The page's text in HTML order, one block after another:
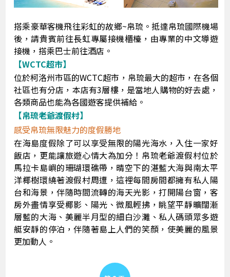
搭乘豪華客機飛往彩虹的故鄉~帛琉。抵達帛琉國際機場
後，請貴賓前往長虹專屬接機櫃檯，由專業的中文導遊
接機，搭乘巴士前往酒店。
【WCTC超市】
位於柯洛州市區的WCTC超市，帛琉最大的超市，在各個
社區也有分店，本店有3層樓，是當地人購物的好去處，
各類商品也能為各國遊客提供補給。
【帛琉老爺渡假村】
感受帛琉無限魅力的度假勝地
在海島度假除了可以享受無限的陽光海水，入住一家好
飯店，更能讓旅遊心情大為加分！帛琉老爺渡假村位於
馬拉卡島嶼的珊瑚環礁帶，晴空下的湛藍大海與南太平
洋椰樹環繞著渡假村周遭，這裡每間房間都擁有私人陽
台和海景，伴隨時間流轉的海天光影，打開陽台窗，客
房外盡情享受椰影、陽光、微風輕拂，眺望平靜曠闊漸
層藍的大海、美麗半月型的細白沙灘、私人碼頭眾多遊
艇安靜的停泊，伴隨著島上人們的笑顏，使美麗的風景
更加動人。